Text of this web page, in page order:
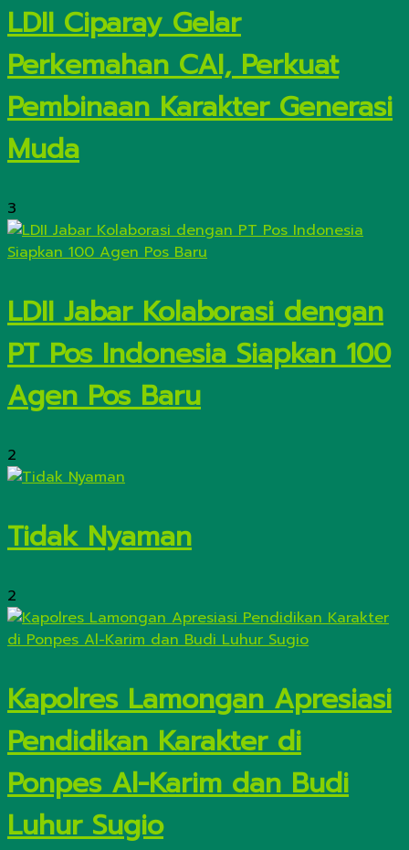
LDII Ciparay Gelar
Perkemahan CAI, Perkuat
Pembinaan Karakter Generasi
Muda
3
LDII Jabar Kolaborasi dengan
PT Pos Indonesia Siapkan 100
Agen Pos Baru
2
Tidak Nyaman
2
Kapolres Lamongan Apresiasi
Pendidikan Karakter di
Ponpes Al-Karim dan Budi
Luhur Sugio